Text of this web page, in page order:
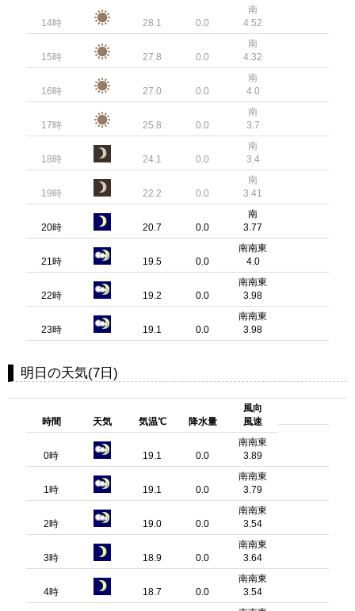
14時 28.1 0.0
南
4.52
15時 27.8 0.0
南
4.32
16時 27.0 0.0
南
4.0
17時 25.8 0.0
南
3.7
18時 24.1 0.0
南
3.4
19時 22.2 0.0
南
3.41
20時 20.7 0.0
南
3.77
21時 19.5 0.0
南南東
4.0
22時 19.2 0.0
南南東
3.98
23時 19.1 0.0
南南東
3.98
明日の天気(7日)
時間 天気 気温℃ 降水量
風向
風速
0時 19.1 0.0
南南東
3.89
1時 19.1 0.0
南南東
3.79
2時 19.0 0.0
南南東
3.54
3時 18.9 0.0
南南東
3.64
4時 18.7 0.0
南南東
3.54